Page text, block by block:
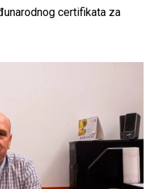
certifikata za